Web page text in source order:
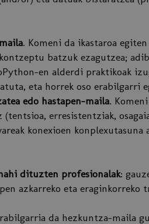
. Komeni da ikastaroa
batzuk ezagutzea;
en alderdi praktikoak
eta horrek oso erabilgarri
edo hastapen-maila.
erresistentziak,
konexioen konplexutasuna
dituzten profesionalak:
azkarreko eta eraginkorreko
da hezkuntza-maila